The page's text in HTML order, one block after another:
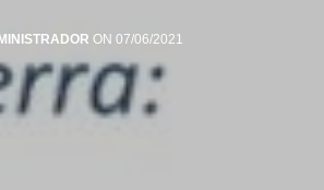
ON 07/06/2021